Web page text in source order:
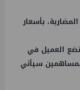
بأسعار
نضع العميل في
المساهمين سيأتي